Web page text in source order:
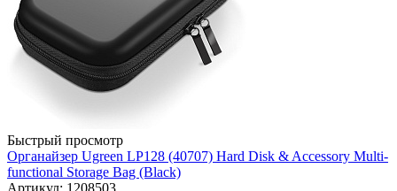
Быстрый просмотр
Органайзер Ugreen LP128 (40707) Hard Disk & Accessory Multi-
functional Storage Bag (Black)